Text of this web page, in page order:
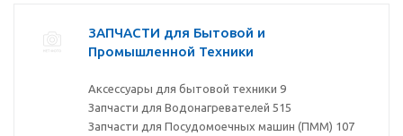
ЗАПЧАСТИ для Бытовой и
Промышленной Техники
Аксессуары для бытовой техники 9
Запчасти для Водонагревателей 515
Запчасти для Посудомоечных машин (ПММ) 107